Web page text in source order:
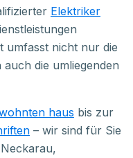
Elektriker
umfasst nicht nur die
die umliegenden
haus bis zur
– wir sind für Sie